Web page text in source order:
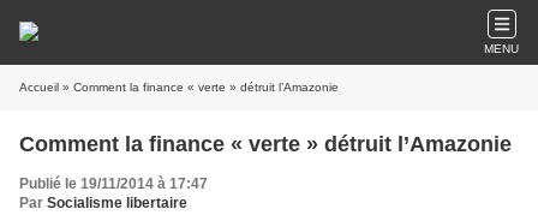
MENU
Accueil » Comment la finance « verte » détruit l’Amazonie
Comment la finance « verte » détruit l’Amazonie
Publié le 19/11/2014 à 17:47
Par Socialisme libertaire